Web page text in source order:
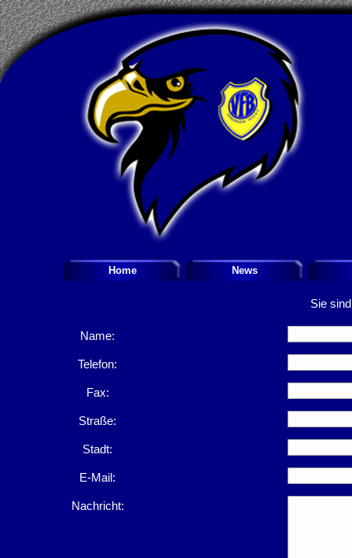
Home News
Sie
Name:
Telefon:
Fax:
Straße:
Stadt:
E-Mail:
Nachricht: